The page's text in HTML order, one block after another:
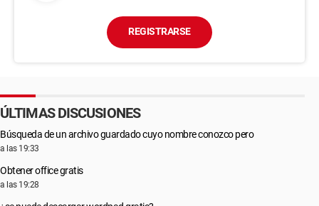
REGISTRARSE
ÚLTIMAS DISCUSIONES
Búsqueda de un archivo guardado cuyo nombre conozco pero
a las 19:33
Obtener office gratis
a las 19:28